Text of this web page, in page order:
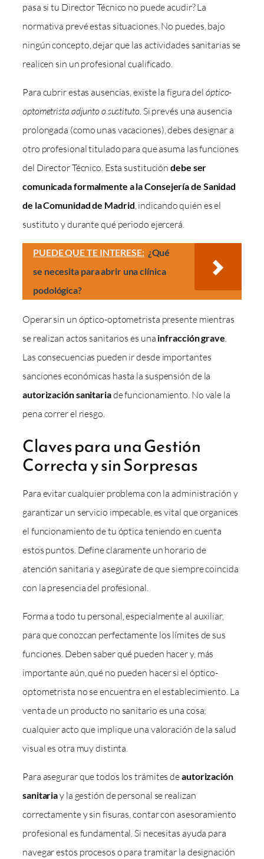
pasa si tu Director Técnico no puede acudir? La
normativa prevé estas situaciones. No puedes, bajo
ningún concepto, dejar que las actividades sanitarias se
realicen sin un profesional cualificado.
Para cubrir estas ausencias, existe la figura del óptico-
optometrista adjunto o sustituto. Si prevés una ausencia
prolongada (como unas vacaciones), debes designar a
otro profesional titulado para que asuma las funciones
del Director Técnico. Esta sustitucióndebe ser
comunicada formalmente a la Consejería de Sanidad
de la Comunidad de Madrid, indicando quién es el
sustituto y durante qué periodo ejercerá.
PUEDE QUE TE INTERESE: ¿Qué
se necesita para abrir una clínica
podológica?
Operar sin un óptico-optometrista presente mientras
se realizan actos sanitarios es una infracción grave
Las consecuencias pueden ir desde importantes
sanciones económicas hasta la suspensión de la
autorización sanitariade funcionamiento. No vale la
pena correr el riesgo.
Claves para una Gestión
Correcta y sin Sorpresas
Para evitar cualquier problema con la administración y
garantizar un servicio impecable, es vital que organices
el funcionamiento de tu óptica teniendo en cuenta
estos puntos. Define claramente un horario de
atención sanitaria y asegúrate de que siempre coincida
con la presencia del profesional.
Forma a todo tu personal, especialmente al auxiliar,
para que conozcan perfectamente los límites de sus
funciones. Deben saber qué pueden hacer y, más
importante aún, qué no pueden hacer si el óptico-
optometrista no se encuentra en el establecimiento. La
venta de un producto no sanitario es una cosa;
cualquier acto que implique una valoración de la salud
visual es otra muy distinta.
Para asegurar que todos los trámites deautorización
sanitariay la gestión de personal se realizan
correctamente y sin fisuras, contar con asesoramiento
profesional es fundamental. Si necesitas ayuda para
navegar estos procesos o para tramitar la designación